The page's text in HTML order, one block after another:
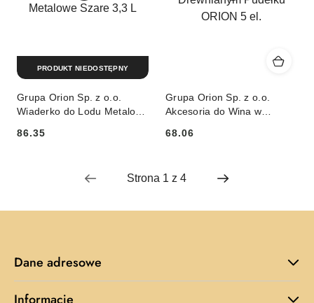
Grupa Orion Sp. z o.o.
Wiaderko do Lodu Metalowe
Cena:
86.35
PRODUKT NIEDOSTĘPNY
Grupa Orion Sp. z o.o.
Akcesoria do Wina w
ORION 5 el.
Cena:
68.06
Dane adresowe